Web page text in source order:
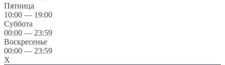
Пятница
10:00 — 19:00
Суббота
00:00 — 23:59
Воскресенье
00:00 — 23:59
X